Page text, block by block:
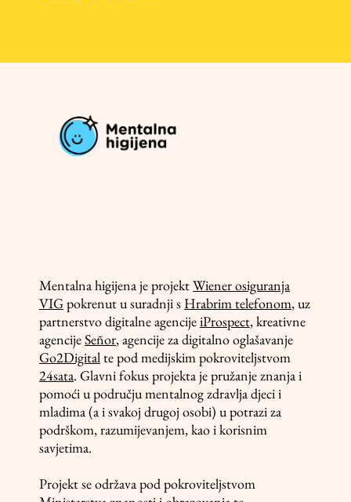
Mentalna higijena je projektWiener osiguranja
VIGpokrenut u suradnji s Hrabrim telefonom, uz
partnerstvo digitalne agencijeiProspect, kreativne
agencijeSeñor, agencije za digitalno oglašavanje
Go2Digitalte pod medijskim pokroviteljstvom
24sata. Glavni fokus projekta je pružanje znanja i
pomoći u području mentalnog zdravlja djeci i
mladima (a i svakoj drugoj osobi) u potrazi za
podrškom, razumijevanjem, kao i korisnim
savjetima.
Projekt se održava pod pokroviteljstvom